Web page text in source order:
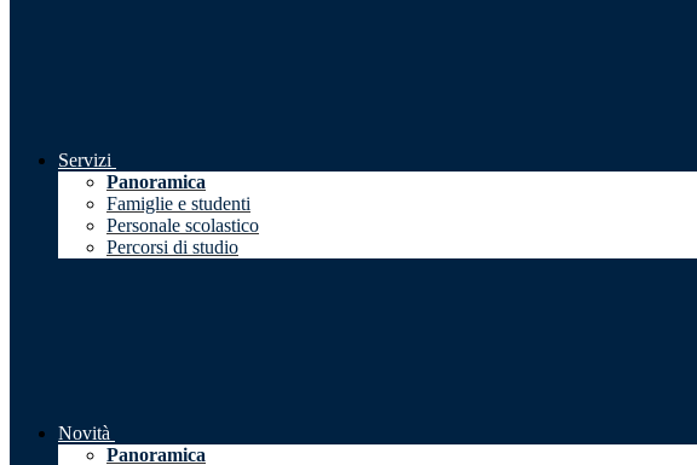
Servizi
Panoramica
Famiglie e studenti
Personale scolastico
Percorsi di studio
Novità
Panoramica